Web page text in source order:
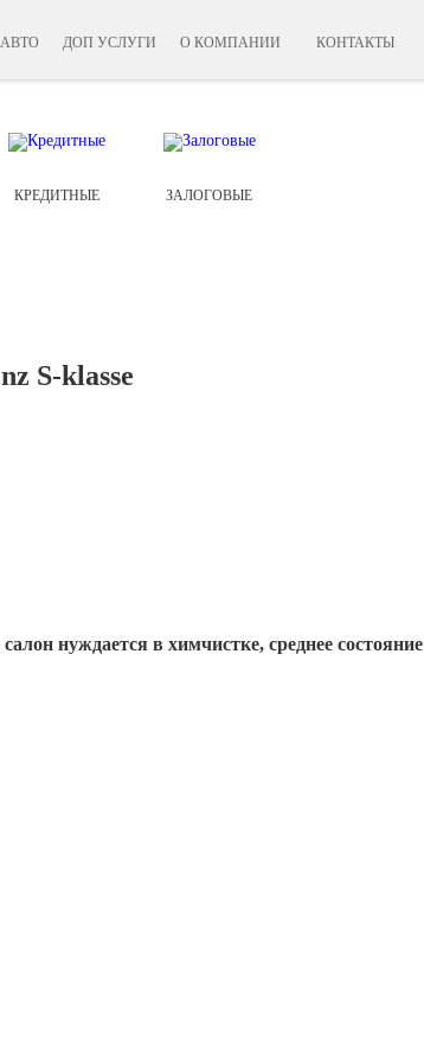
ДОП УСЛУГИ О КОМПАНИИ КОНТАКТЫ
КРЕДИТНЫЕ ЗАЛОГОВЫЕ
S-klasse
нуждается в химчистке, среднее состояние